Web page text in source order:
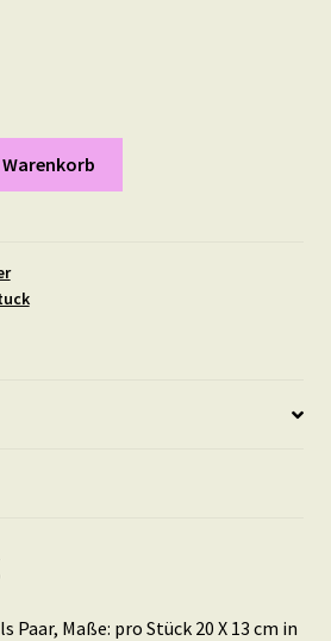
Warenkorb
Paar, Maße: pro Stück 20 X 13 cm in